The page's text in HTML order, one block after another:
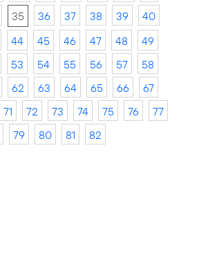
35 36 37 38 39
40
44 45 46 47 48
49
53 54 55 56 57
58
62 63 64 65 66
67
71 72 73 74 75 76
77
79 80 81 82